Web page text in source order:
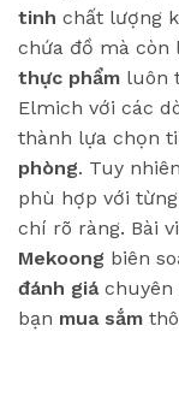
tinh chất lượng
chứa đồ mà còn
thực phẩm luôn
Elmich với các
thành lựa chọn
phòng. Tuy
phù hợp với
chí rõ ràng. Bài
Mekoong biên
đánh giáchuyên
bạn mua sắm